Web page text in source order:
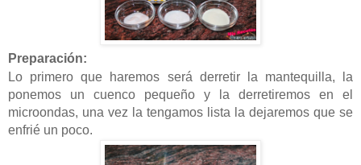
Preparación:
Lo primero que haremos será derretir la mantequilla, la
ponemos un cuenco pequeño y la derretiremos en el
microondas, una vez la tengamos lista la dejaremos que se
enfrié un poco.